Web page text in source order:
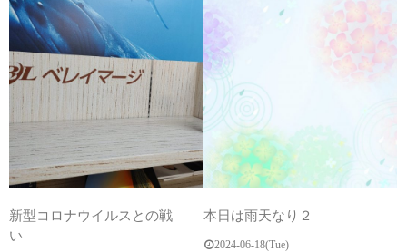
新型コロナウイルスとの戦
い
本日は雨天なり２
2024-06-18(Tue)